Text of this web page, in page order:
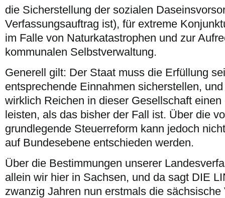
die Sicherstellung der sozialen
Verfassungsauftrag ist), für extreme
im Falle von Naturkatastrophen und zur
kommunalen Selbstverwaltung.
Generell gilt: Der Staat muss die Erfüllung
entsprechende Einnahmen sicherstellen,
wirklich Reichen in dieser Gesellschaft
leisten, als das bisher der Fall ist. Über die
grundlegende Steuerreform kann jedoch
auf Bundesebene entschieden werden.
Über die Bestimmungen unserer
allein wir hier in Sachsen, und da sagt DIE
zwanzig Jahren nun erstmals die sächsische